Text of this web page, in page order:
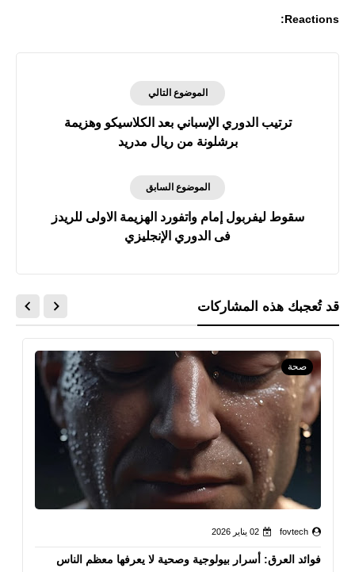
Reactions:
الموضوع التالي
ترتيب الدوري الإسباني بعد الكلاسيكو وهزيمة
برشلونة من ريال مدريد
الموضوع السابق
سقوط ليفربول إمام واتفورد الهزيمة الاولى للريدز
فى الدوري الإنجليزي
قد تُعجبك هذه المشاركات
صحة
fovtech 02 يناير 2026
فوائد العرق: أسرار بيولوجية وصحية لا يعرفها معظم الناس